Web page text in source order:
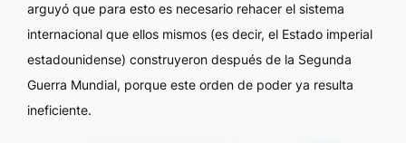
arguyó que para esto es necesario rehacer el sistema
internacional que ellos mismos (es decir, el Estado imperial
estadounidense) construyeron después de la Segunda
Guerra Mundial, porque este orden de poder ya resulta
ineficiente.